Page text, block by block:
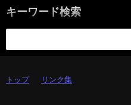
キーワード検索
トップ リンク集